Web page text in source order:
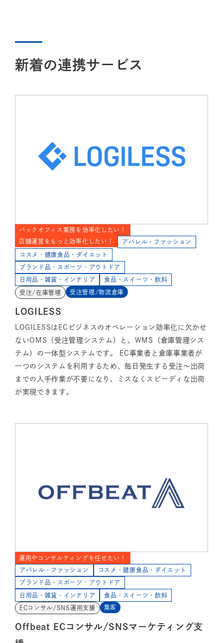
新着の連携サービス
バックオフィス業務を効率化したい！
店舗運営をもっと効率化したい！
アパレル・ファッション
コスメ・健康食品・ダイエット
ブランド品・スポーツ・アウトドア
日用品・雑貨・インテリア 食品・スイーツ・飲料
受注/在庫管理 受注管理/物流倉庫
LOGILESS
LOGILESSはECビジネスのオペレーション効率化に欠かせ
ないOMS（受注管理システム）と、WMS（倉庫管理シス
テム）の一体型システムです。 EC事業者と倉庫事業者が
一つのシステムを利用するため、毎日発生する受注～出荷
までの人手作業が不要になり、ミスなくスピーディな出荷
が実現できます。
運用やコンサルティングを任せたい！
アパレル・ファッション コスメ・健康食品・ダイエット
ブランド品・スポーツ・アウトドア
日用品・雑貨・インテリア 食品・スイーツ・飲料
ECコンサル/SNS運用支援 集客
Offbeat ECコンサル/SNSマーケティング支